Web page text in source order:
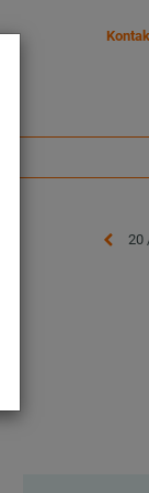
20